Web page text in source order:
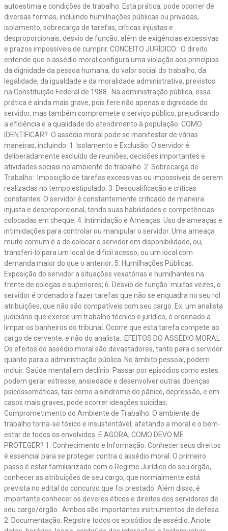
autoestima e condições de trabalho. Esta prática, pode ocorrer de
diversas formas, incluindo humilhações públicas ou privadas,
isolamento, sobrecarga de tarefas, críticas injustas e
desproporcionais, desvio de função, além de exigências excessivas
e prazos impossíveis de cumprir. CONCEITO JURÍDICO: O direito
entende que o assédio moral configura uma violação aos princípios
da dignidade da pessoa humana, do valor social do trabalho, da
legalidade, da igualdade e da moralidade administrativa, previstos
na Constituição Federal de 1988. Na administração pública, essa
prática é ainda mais grave, pois fere não apenas a dignidade do
servidor, mas também compromete o serviço público, prejudicando
a eficiência e a qualidade do atendimento à população. COMO
IDENTIFICAR? O assédio moral pode se manifestar de várias
maneiras, incluindo: 1. Isolamento e Exclusão: O servidor é
deliberadamente excluído de reuniões, decisões importantes e
atividades sociais no ambiente de trabalho. 2. Sobrecarga de
Trabalho: Imposição de tarefas excessivas ou impossíveis de serem
realizadas no tempo estipulado. 3. Desqualificação e críticas
constantes: O servidor é constantemente criticado de maneira
injusta e desproporcional, tendo suas habilidades e competências
colocadas em cheque; 4. Intimidação e Ameaças: Uso de ameaças e
intimidações para controlar ou manipular o servidor. Uma ameaça
muito comum é a de colocar o servidor em disponibilidade, ou,
transferi-lo para um local de difícil acesso, ou um local com
demanda maior do que o anterior; 5. Humilhações Públicas:
Exposição do servidor a situações vexatórias e humilhantes na
frente de colegas e superiores; 6. Desvio de função: muitas vezes, o
servidor é ordenado a fazer tarefas que não se enquadra no seu rol
atribuições, que não são compatíveis com seu cargo. Ex: um analista
judiciário que exerce um trabalho técnico e jurídico, é ordenado a
limpar os banheiros do tribunal. Ocorre que esta tarefa compete ao
cargo de servente, e não do analista. EFEITOS DO ASSÉDIO MORAL
Os efeitos do assédio moral são devastadores, tanto para o servidor
quanto para a administração pública. No âmbito pessoal, podem
incluir: Saúde mental em declínio: Passar por episódios como estes
podem gerar estresse, ansiedade e desenvolver outras doenças
psicossomáticas, tais como a síndrome do pânico, depressão, e em
casos mais graves, pode ocorrer ideações suicidas;
Comprometimento do Ambiente de Trabalho: O ambiente de
trabalho torna-se tóxico e insustentável, afetando a moral e o bem-
estar de todos os envolvidos. E AGORA, COMO DEVO ME
PROTEGER? 1. Conhecimento e Informação: Conhecer seus direitos
é essencial para se proteger contra o assédio moral. O primeiro
passo é estar familiarizado com o Regime Jurídico do seu órgão,
conhecer as atribuições de seu cargo, que normalmente está
prevista no edital do concurso que foi prestado. Além disso, é
importante conhecer os deveres éticos e direitos dos servidores de
seu cargo/órgão. Ambos são importantes instrumentos de defesa.
2. Documentação: Registre todos os episódios de assédio. Anote